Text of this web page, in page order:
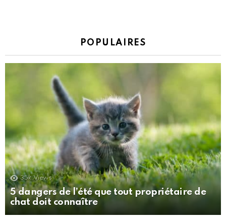
POPULAIRES
35k Views
5 dangers de l’été que tout propriétaire de
chat doit connaître